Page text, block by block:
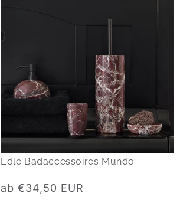
Edle Badaccessoires Mundo
Normaler
ab €34,50 EUR